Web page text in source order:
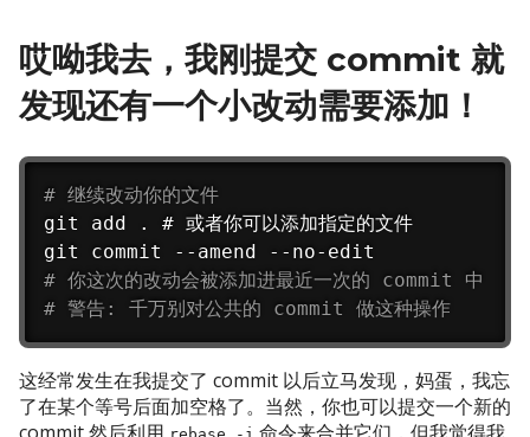
哎呦我去，我刚提交 commit 就
发现还有一个小改动需要添加！
# 继续改动你的文件
git add . # 或者你可以添加指定的文件
# 你这次的改动会被添加进最近一次的 commit 中
# 警告: 千万别对公共的 commit 做这种操作
这经常发生在我提交了 commit 以后立马发现，妈蛋，我忘
了在某个等号后面加空格了。当然，你也可以提交一个新的